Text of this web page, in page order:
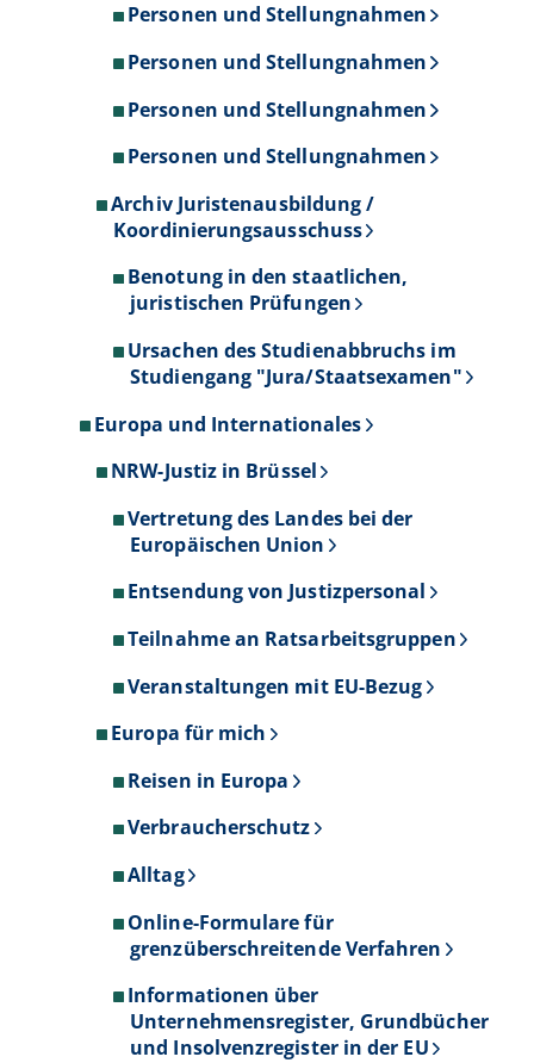
Personen und Stellungnahmen
Personen und Stellungnahmen
Personen und Stellungnahmen
Personen und Stellungnahmen
Archiv Juristenausbildung /
Koordinierungsausschuss
Benotung in den staatlichen,
juristischen Prüfungen
Ursachen des Studienabbruchs im
Studiengang "Jura/Staatsexamen"
Europa und Internationales
NRW-Justiz in Brüssel
Vertretung des Landes bei der
Europäischen Union
Entsendung von Justizpersonal
Teilnahme an Ratsarbeitsgruppen
Veranstaltungen mit EU-Bezug
Europa für mich
Reisen in Europa
Verbraucherschutz
Alltag
Online-Formulare für
grenzüberschreitende Verfahren
Informationen über
Unternehmensregister, Grundbücher
und Insolvenzregister in der EU